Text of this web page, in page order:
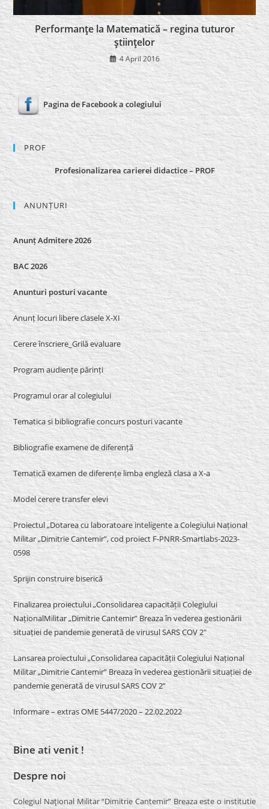
Performanţe la Matematică – regina tuturor
ştiinţelor
4 April 2016
Pagina de Facebook a colegiului
PROF
Profesionalizarea carierei didactice – PROF
ANUNȚURI
Anunț Admitere 2026
BAC 2026
Anunturi posturi vacante
Anunț locuri libere clasele X-XI
Cerere înscriere_Grilă evaluare
Program audiențe părinți
Programul orar al colegiului
Tematica si bibliografie concurs posturi vacante
Bibliografie examene de diferență
Tematică examen de diferențe limba engleză clasa a X-a
Model cerere transfer elevi
Proiectul „Dotarea cu laboratoare inteligente a Colegiului Național
Militar „Dimitrie Cantemir”, cod proiect F-PNRR-Smartlabs-2023-
0598
Sprijin construire biserică
Finalizarea proiectului „Consolidarea capacității Colegiului
NaționalMilitar „Dimitrie Cantemir” Breaza în vederea gestionării
situației de pandemie generată de virusul SARS COV 2″
Lansarea proiectului „Consolidarea capacității Colegiului Național
Militar „Dimitrie Cantemir” Breaza în vederea gestionării situației de
pandemie generată de virusul SARS COV 2”
Informare – extras OME 5447/2020 – 22.02.2022
Bine ati venit !
Despre noi
Colegiul Naţional Militar “Dimitrie Cantemir” Breaza este o institutie